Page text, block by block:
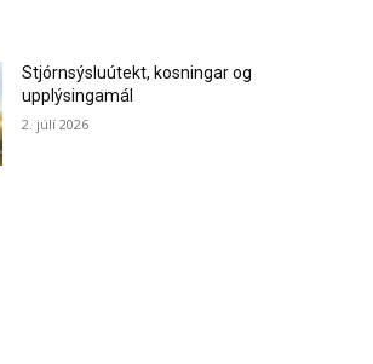
Stjórnsýsluútekt, kosningar og
upplýsingamál
2. júlí 2026